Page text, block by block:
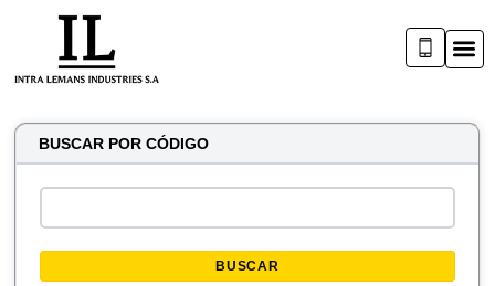
BUSCAR POR CÓDIGO
BUSCAR